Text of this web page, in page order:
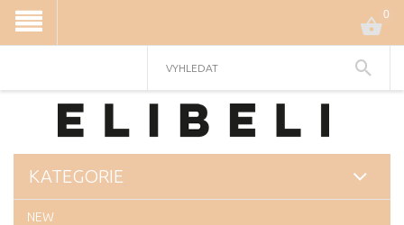
0
KATEGORIE
NEW